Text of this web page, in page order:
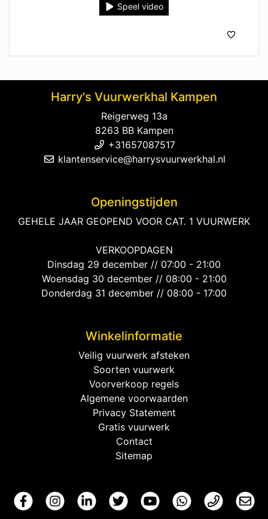
Speel video
Harry's Vuurwerkhal Kampen
Reigerweg 13a
8263 BB Kampen
+31657087517
klantenservice@harrysvuurwerkhal.nl
Openingstijden
GEHELE JAAR GEOPEND VOOR CAT. 1 VUURWERK
VERKOOPDAGEN
Dinsdag 29 december // 07:00 - 21:00
Woensdag 30 december // 08:00 - 21:00
Donderdag 31 december // 08:00 - 17:00
Winkelinformatie
Veilig vuurwerk afsteken
Soorten vuurwerk
Voorverkoop regels
Algemene voorwaarden
Privacy Statement
Gratis vuurwerk
Contact
Sitemap